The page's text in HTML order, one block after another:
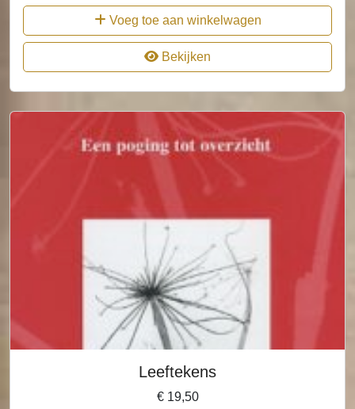
Voeg toe aan winkelwagen
Bekijken
Leeftekens
€19,50